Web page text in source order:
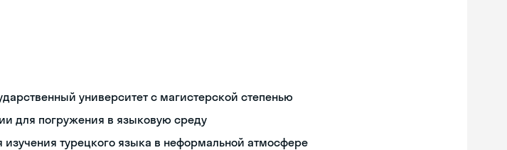
университет с магистерской степенью
для погружения в языковую среду
изучения турецкого языка в неформальной атмосфере